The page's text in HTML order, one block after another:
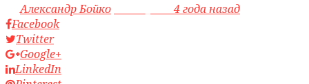
byАлександр Бойко
4 года назад
Facebook
Twitter
Google+
LinkedIn